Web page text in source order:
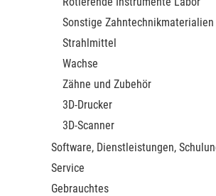
Sonstige Zahntechnikmaterialien
Strahlmittel
Wachse
Zähne und Zubehör
3D-Drucker
3D-Scanner
Software, Dienstleistungen,
Service
Gebrauchtes